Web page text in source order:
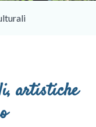
artistiche